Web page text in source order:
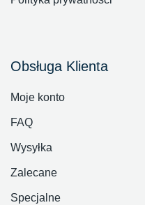
Obsługa Klienta
Moje konto
FAQ
Wysyłka
Zalecane
Specjalne